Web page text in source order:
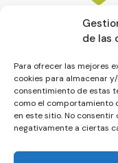
de las
Para ofrecer las mejores
cookies para almacenar
consentimiento de estas
como el comportamiento
en este sitio. No
negativamente a ciertas